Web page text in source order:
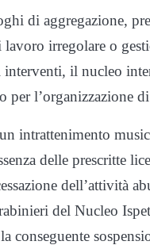
di aggregazione,
irregolare o
il nucleo
per l’organizzazione di
intrattenimento
delle prescritte
dell’attività
del Nucleo
conseguente